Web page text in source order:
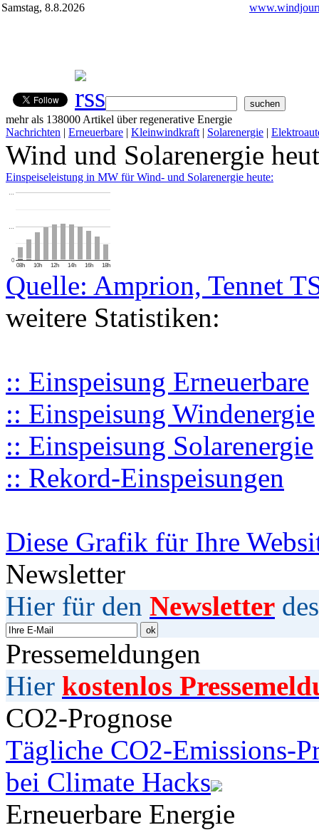
Samstag, 8.8.2026
mehr als 138000 Artikel über regenerative Energie
Nachrichten | Erneuerbare | Kleinwindkraft | Solarenergie |
Wind und Solarenergie
Einspeiseleistung in MW für Wind- und Solarenergie heute:
08h 10h 12h 14h 16h 18h
0
…
…
Quelle: Amprion, Tennet
weitere Statistiken:
:: Einspeisung Erneuerbare
:: Einspeisung Windenergie
:: Einspeisung Solarenergie
:: Rekord-Einspeisungen
Diese Grafik für Ihre
Newsletter
Hier für den Newsletter
Pressemeldungen
Hier kostenlos
CO2-Prognose
Tägliche CO2-Emissions-
bei Climate Hacks
Erneuerbare Energie